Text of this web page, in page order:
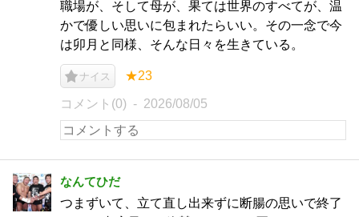
職場が、そして母が、果ては世界のすべてが、温
かで優しい思いに包まれたらいい。その一念で今
は卯月と同様、そんな日々を生きている。
ナイス ★23
コメント(0) 2026/08/05
なんてひだ
つまずいて、立て直し出来ずに断腸の思いで終了